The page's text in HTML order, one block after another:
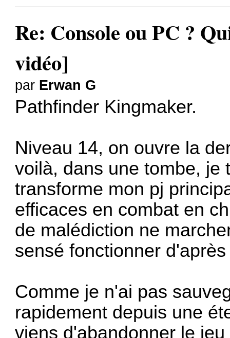
Re: Console ou PC ?
vidéo]
par Erwan G
Pathfinder Kingmaker.
Niveau 14, on ouvre la
voilà, dans une tombe, je
transforme mon pj
efficaces en combat en
de malédiction ne
sensé fonctionner
Comme je n'ai pas
rapidement depuis une
viens d'abandonner le